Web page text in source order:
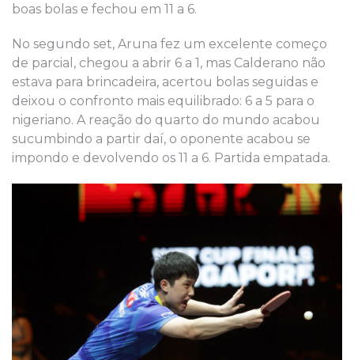
boas bolas e fechou em 11 a 6.
No segundo set, Aruna fez um excelente começo
de parcial, chegou a abrir 6 a 1, mas Calderano não
estava para brincadeira, acertou bolas seguidas e
deixou o confronto mais equilibrado: 6 a 5 para o
nigeriano. A reação do quarto do mundo acabou
sucumbindo a partir daí, o oponente acabou se
impondo e devolvendo os 11 a 6. Partida empatada.